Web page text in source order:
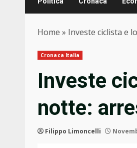
Home » Investe ciclista e
Cronaca Italia
Investe
notte:
Filippo Limoncelli